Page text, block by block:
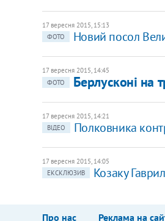
17 вересня 2015, 15:13
ФОТО
Новий посол
17 вересня 2015, 14:45
ФОТО
Берлусконі на
17 вересня 2015, 14:21
ВІДЕО
Полковника
17 вересня 2015, 14:05
ЕКСКЛЮЗИВ
Козаку
Про нас Реклама на